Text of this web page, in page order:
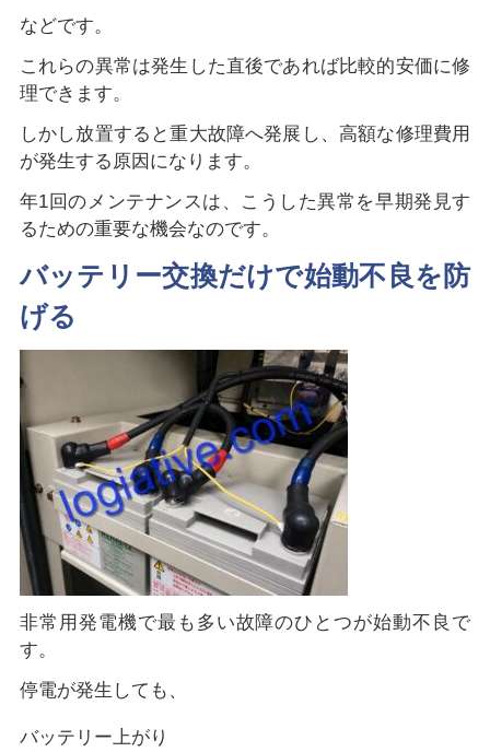
などです。
これらの異常は発生した直後であれば比較的安価に修
理できます。
しかし放置すると重大故障へ発展し、高額な修理費用
が発生する原因になります。
年1回のメンテナンスは、こうした異常を早期発見す
るための重要な機会なのです。
バッテリー交換だけで始動不良を防
げる
非常用発電機で最も多い故障のひとつが始動不良で
す。
停電が発生しても、
バッテリー上がり